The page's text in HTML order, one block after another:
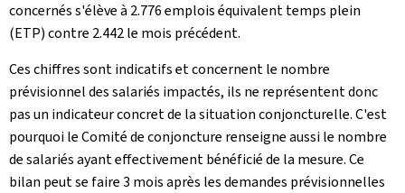
concernés s'élève à 2.776 emplois équivalent temps plein
(ETP) contre 2.442 le mois précédent.
Ces chiffres sont indicatifs et concernent le nombre
prévisionnel des salariés impactés, ils ne représentent donc
pas un indicateur concret de la situation conjoncturelle. C'est
pourquoi le Comité de conjoncture renseigne aussi le nombre
de salariés ayant effectivement bénéficié de la mesure. Ce
bilan peut se faire 3 mois après les demandes prévisionnelles